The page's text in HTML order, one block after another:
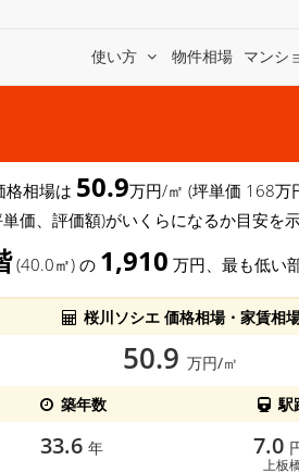
使い方 物件相場 マンシ
格相場は 50.9万円/㎡ (坪単価 168万
価、評価額)がいくらになるか目安を示
(40.0㎡) の 1,910 万円、最も低い
桜川ソシエ 価格相場・家賃相
50.9 万円/㎡
築年数 駅
33.6 年 7.0
上板